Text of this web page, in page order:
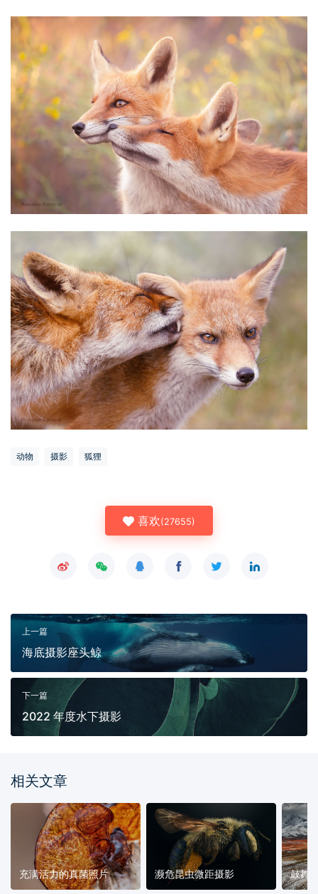
动物 摄影 狐狸
喜欢(27655)
上一篇
海底摄影座头鲸
下一篇
2022 年度水下摄影
相关文章
充满活力的真菌照片 濒危昆虫微距摄影 鼓舞